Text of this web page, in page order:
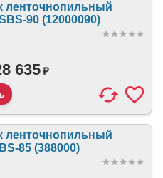
ленточнопильный
90 (12000090)
635₽
ленточнопильный
85 (388000)